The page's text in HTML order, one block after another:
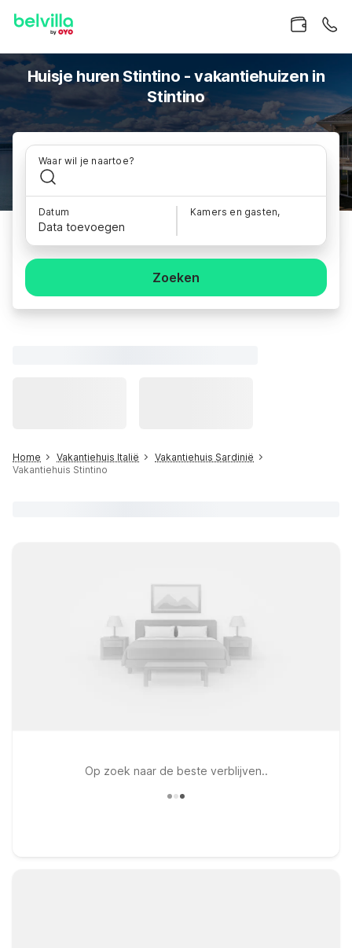
Huisje huren Stintino - vakantiehuizen in
Stintino
Waar wil je naartoe?
Datum
Data toevoegen
Kamers en gasten,
Zoeken
Home Vakantiehuis Italië
Vakantiehuis Sardinië
Vakantiehuis Stintino
Op zoek naar de beste verblijven..